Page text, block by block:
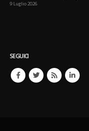
9 Luglio 2026
SEGUICI